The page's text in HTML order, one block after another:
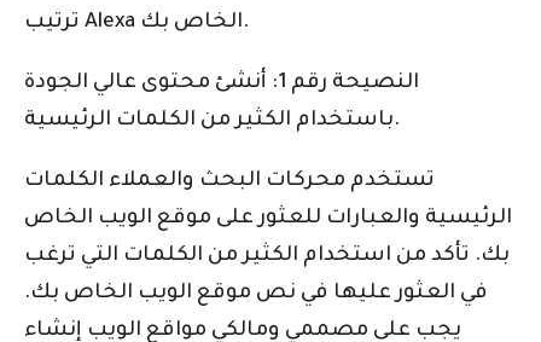
ترتيب Alexa الخاص بك.
النصيحة رقم 1: أنشئ محتوى عالي الجودة
باستخدام الكثير من الكلمات الرئيسية.
تستخدم محركات البحث والعملاء الكلمات
الرئيسية والعبارات للعثور على موقع الويب الخاص
بك. تأكد من استخدام الكثير من الكلمات التي ترغب
في العثور عليها في نص موقع الويب الخاص بك.
يجب على مصممي ومالكي مواقع الويب إنشاء